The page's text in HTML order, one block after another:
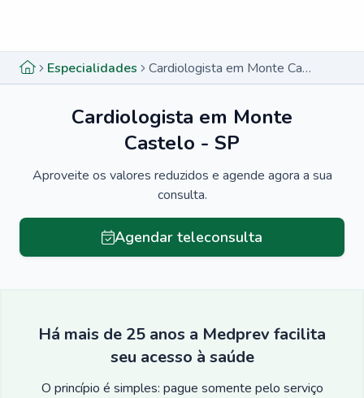
Especialidades Cardiologista em Monte Castelo - SP
Cardiologista em Monte
Castelo - SP
Aproveite os valores reduzidos e agende agora a sua
consulta.
Agendar teleconsulta
Há mais de 25 anos a Medprev facilita
seu acesso à saúde
O princípio é simples: pague somente pelo serviço